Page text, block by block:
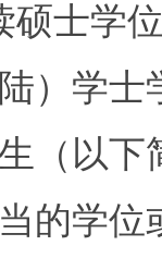
硕士学
）学
（以
的学位